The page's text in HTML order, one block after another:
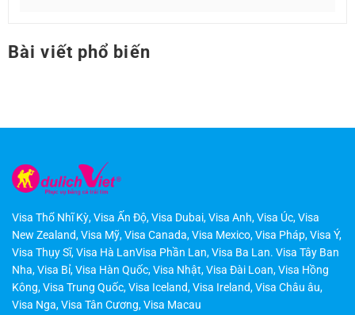
Visa Thổ Nhĩ Kỳ ,Visa Ấn Độ
New Zealand,Visa Mỹ
Visa Thụy Sĩ,Visa Hà LanVisa Phần Lan ,Visa Ba Lan.Visa Tây Ban
Nha,Visa Bỉ , Visa Hàn Quốc ,Visa Nhật,Visa Đài Loan, Visa Hồng
Kông,Visa Trung Quốc ,Visa Iceland , Visa Ireland , Visa Châu âu ,
Visa Nga, Visa Tân Cương,Visa Macau